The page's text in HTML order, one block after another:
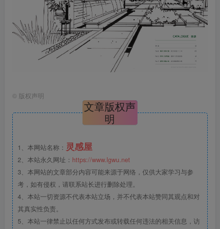
© 版权声明
文章版权声
明
1、本网站名称： 灵感屋
2、本站永久网址： https://www.lgwu.net
3、本网站的文章部分内容可能来源于网络，仅供大家学习与参
考，如有侵权，请联系站长进行删除处理。
4、本站一切资源不代表本站立场，并不代表本站赞同其观点和对
其真实性负责。
5、本站一律禁止以任何方式发布或转载任何违法的相关信息，访